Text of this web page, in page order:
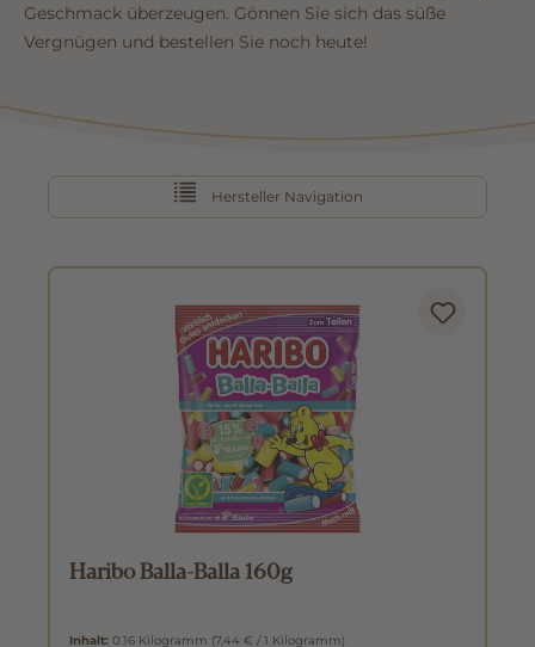
Geschmack überzeugen. Gönnen Sie sich das süße
Vergnügen und bestellen Sie noch heute!
Hersteller Navigation
Haribo Balla-Balla 160g
Inhalt: 0.16 Kilogramm (7,44 € / 1 Kilogramm)